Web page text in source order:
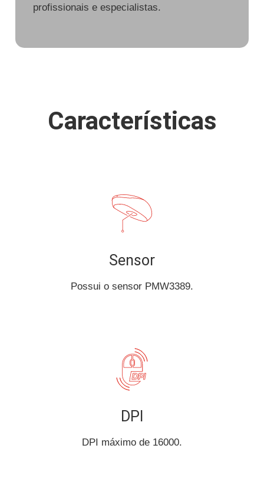
profissionais e especialistas.
Características
Sensor
Possui o sensor PMW3389.
DPI
DPI máximo de 16000.